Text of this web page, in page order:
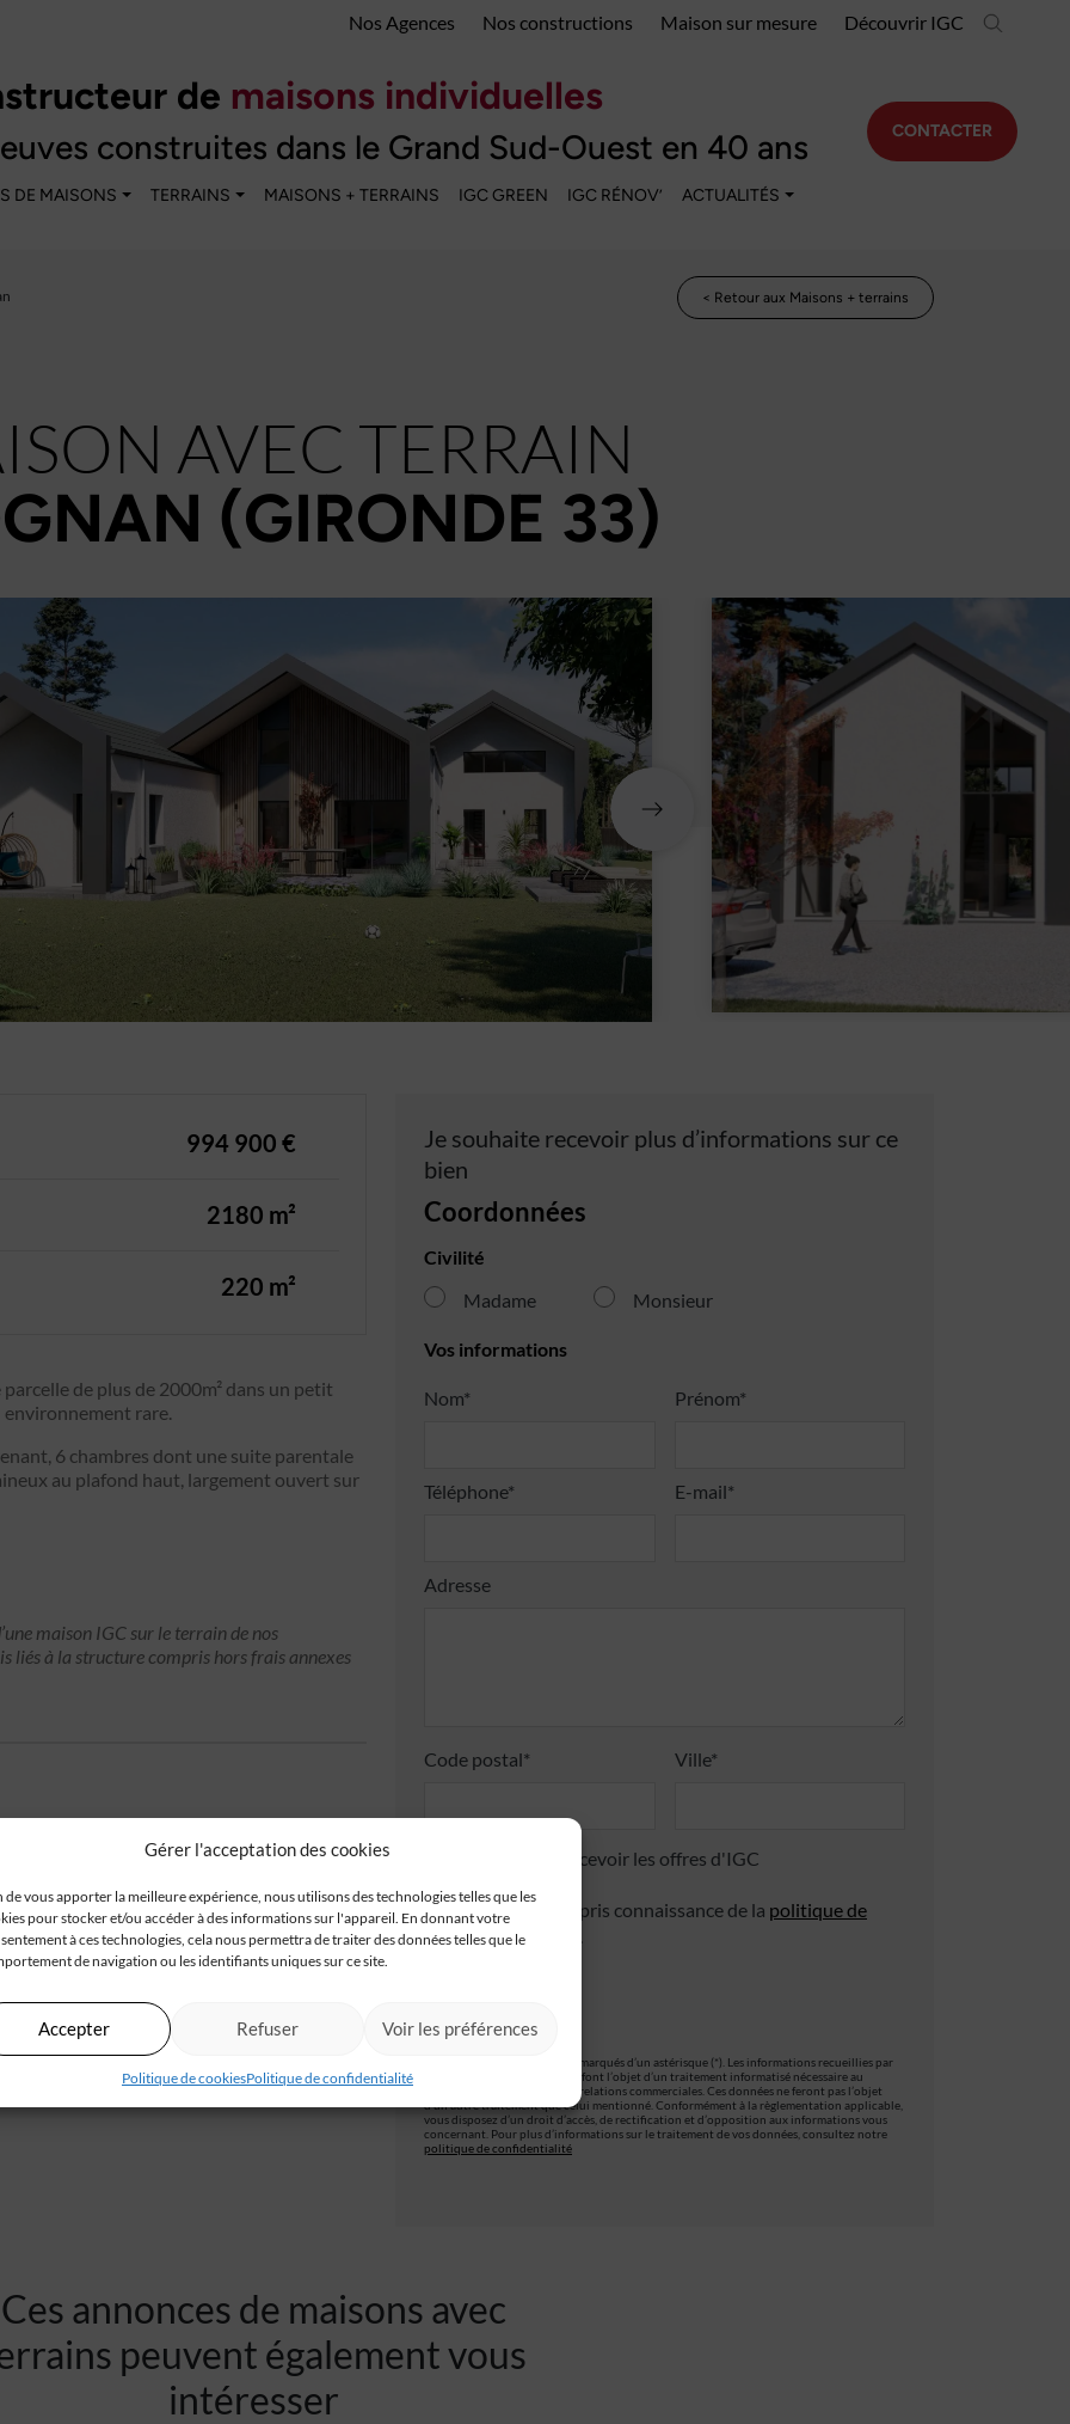
Gérer l'acceptation des cookies
de vous apporter la meilleure expérience, nous utilisons des technologies telles que les
pour stocker et/ou accéder à des informations sur l'appareil. En donnant votre
à ces technologies, cela nous permettra de traiter des données telles que le
de navigation ou les identifiants uniques sur ce site.
Accepter Refuser Voir les préférences
Politique de cookiesPolitique de confidentialité
Nos Agences Nos constructions Maison sur mesure Découvrir IGC
de maisons individuelles
construites dans le Grand Sud-Ouest en 40 ans
DE MAISONS TERRAINS MAISONS + TERRAINS IGC GREEN IGC RÉNOV’ ACTUALITÉS
CONTACTER
< Retour aux Maisons + terrains
AVEC TERRAIN
(GIRONDE 33)
994 900 €
2180 m²
220 m²
de plus de 2000m² dans un petit
environnement rare.
6 chambres dont une suite parentale
au plafond haut, largement ouvert sur
maison IGC sur le terrain de nos
liés à la structure compris hors frais annexes
Je souhaite recevoir plus d’informations sur ce
bien
Coordonnées
Civilité
Madame
Monsieur
Vos informations
Nom* Prénom*
Téléphone* E-mail*
Adresse
Code postal* Ville*
J'accepte de recevoir les offres d'IGC
Je valide avoir pris connaissance de la politique de
confidentialité
Les champs obligatoires sont marqués d’un astérisque (*). Les informations recueillies par
IGC, à partir de ce formulaire, font l’objet d’un traitement informatisé nécessaire au
traitement et à la gestion des relations commerciales. Ces données ne feront pas l’objet
d’un autre traitement que celui mentionné. Conformément à la règlementation applicable,
vous disposez d’un droit d’accès, de rectification et d’opposition aux informations vous
concernant. Pour plus d’informations sur le traitement de vos données, consultez notre
politique de confidentialité
Ces annonces de maisons avec
peuvent également vous
intéresser